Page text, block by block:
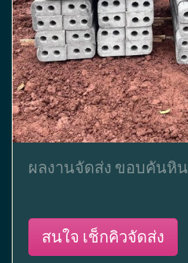
ผลงานจัดส่ง ขอบคันหิน
สนใจ เช็กคิวจัดส่ง